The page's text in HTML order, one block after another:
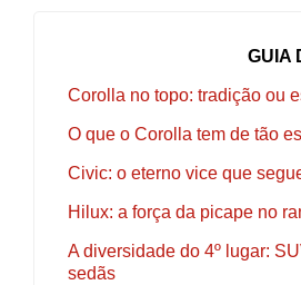
GUIA
Corolla no topo: tradição ou
O que o Corolla tem de tão
Civic: o eterno vice que
Hilux: a força da picape no
A diversidade do 4º lugar:
sedãs